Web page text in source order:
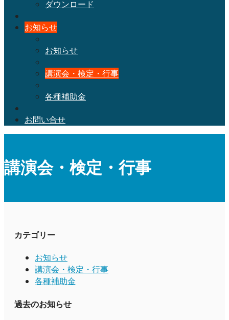
ダウンロード
お知らせ
お知らせ
講演会・検定・行事
各種補助金
お問い合せ
講演会・検定・行事
カテゴリー
お知らせ
講演会・検定・行事
各種補助金
過去のお知らせ